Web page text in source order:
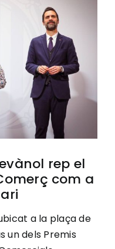
rep el
com a
a la plaça de
un dels Premis